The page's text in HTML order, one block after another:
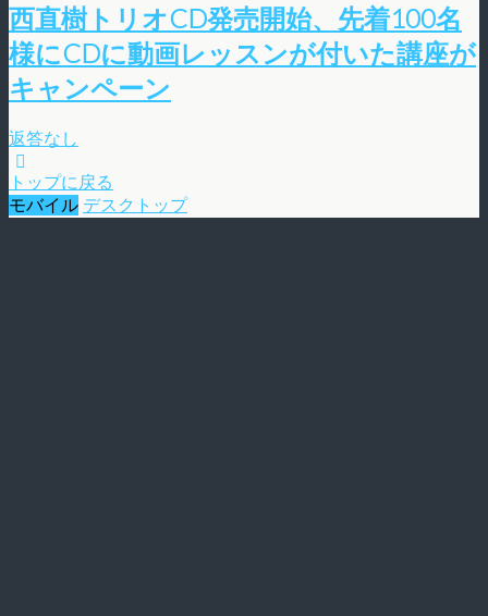
西直樹トリオCD発売開始、先着100名
様にCDに動画レッスンが付いた講座が
キャンペーン
返答なし
トップに戻る
モバイル デスクトップ